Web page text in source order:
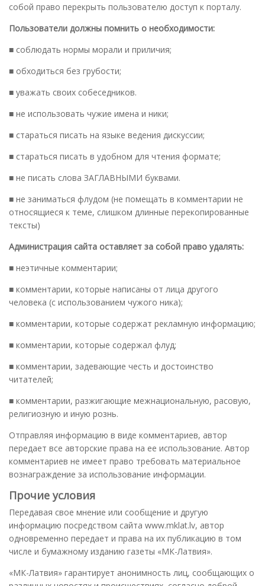
собой право перекрыть пользователю доступ к порталу.
Пользователи должны помнить о необходимости:
■ соблюдать нормы морали и приличия;
■ обходиться без грубости;
■ уважать своих собеседников.
■ не использовать чужие имена и ники;
■ стараться писать на языке ведения дискуссии;
■ стараться писать в удобном для чтения формате;
■ не писать слова ЗАГЛАВНЫМИ буквами.
■ не заниматься флудом (не помещать в комментарии не
относящиеся к теме, слишком длинные перекопированные
тексты)
Администрация сайта оставляет за собой право удалять:
■ неэтичные комментарии;
■ комментарии, которые написаны от лица другого
человека (с использованием чужого ника);
■ комментарии, которые содержат рекламную информацию;
■ комментарии, которые содержал флуд;
■ комментарии, задевающие честь и достоинство
читателей;
■ комментарии, разжигающие межнациональную, расовую,
религиозную и иную рознь.
Отправляя информацию в виде комментариев, автор
передает все авторские права на ее использование. Автор
комментариев не имеет право требовать материальное
вознаграждение за использование информации.
Прочие условия
Передавая свое мнение или сообщение и другую
информацию посредством сайта www.mklat.lv, автор
одновременно передает и права на их публикацию в том
числе и бумажному изданию газеты «МК-Латвия».
«МК-Латвия» гарантирует анонимность лиц, сообщающих о